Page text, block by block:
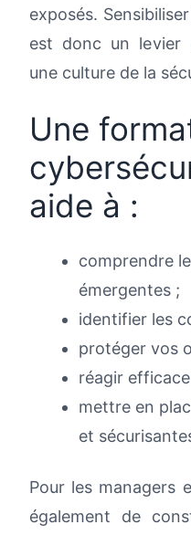
exposés.
est donc un levier
une culture de la
Une
aide à :
comprendre
émergentes ;
identifier les
protéger vos
réagir
mettre en
et
Pour les managers
également de